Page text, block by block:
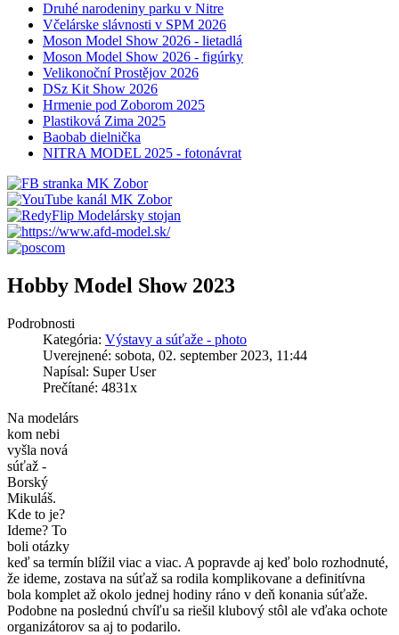
Druhé narodeniny parku v Nitre
Včelárske slávnosti v SPM 2026
Moson Model Show 2026 - lietadlá
Moson Model Show 2026 - figúrky
Velikonoční Prostějov 2026
DSz Kit Show 2026
Hrmenie pod Zoborom 2025
Plastiková Zima 2025
Baobab dielnička
NITRA MODEL 2025 - fotonávrat
Hobby Model Show 2023
Podrobnosti
Kategória: Výstavy a súťaže - photo
Uverejnené: sobota, 02. september 2023, 11:44
Napísal: Super User
Prečítané: 4831x
Na modelárs
kom nebi
vyšla nová
súťaž -
Borský
Mikuláš.
Kde to je?
Ideme? To
boli otázky
keď sa termín blížil viac a viac. A popravde aj keď bolo rozhodnuté,
že ideme, zostava na súťaž sa rodila komplikovane a definitívna
bola komplet až okolo jednej hodiny ráno v deň konania súťaže.
Podobne na poslednú chvíľu sa riešil klubový stôl ale vďaka ochote
organizátorov sa aj to podarilo.